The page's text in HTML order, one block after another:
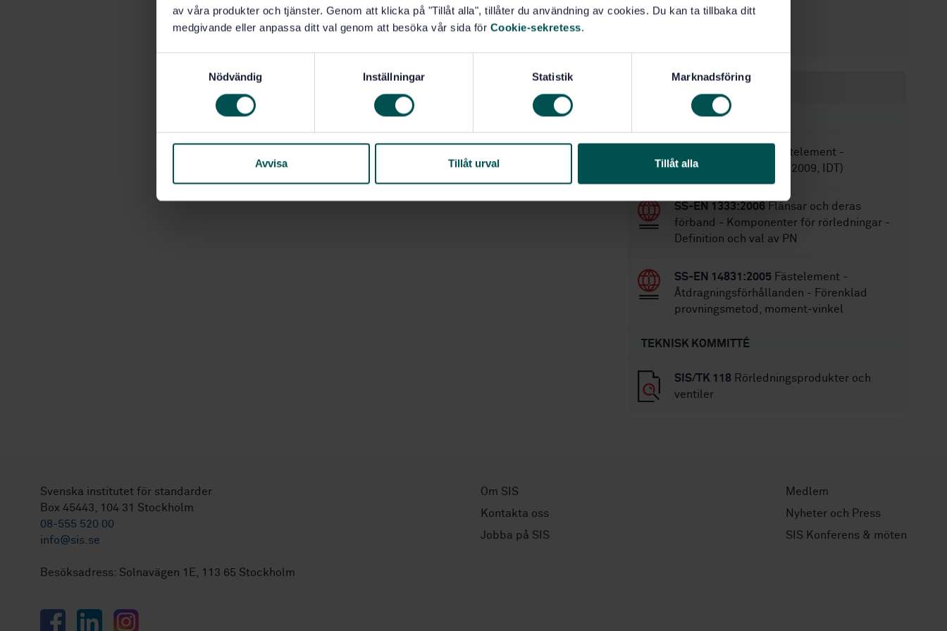
av våra produkter och tjänster. Genom att klicka på "Tillåt alla", tillåter du användning av cookies. Du kan ta tillbaka ditt
medgivande eller anpassa ditt val genom att besöka vår sida för Cookie-sekretess.
s
Nödvändig Inställningar Statistik Marknadsföring
Avvisa Tillåt urval Tillåt alla
Fastställd:2005-10-07
Inom samma område
STANDARDER
Fästelement -
Terminologi (ISO 1891:2009, IDT)
SS-EN 1333:2006 Flänsar och deras
förband - Komponenter för rörledningar -
Definition och val av PN
SS-EN 14831:2005 Fästelement -
Åtdragningsförhållanden - Förenklad
provningsmetod, moment-vinkel
TEKNISK KOMMITTÉ
SIS/TK 118 Rörledningsprodukter och
ventiler
Svenska institutet för standarder
Box 45443, 104 31 Stockholm
08-555 520 00
info@sis.se
Besöksadress: Solnavägen 1E, 113 65 Stockholm
FacebookLinkedInInstagram
Om SIS
Kontakta oss
Jobba på SIS
Medlem
Nyheter och Press
SIS Konferens & möten